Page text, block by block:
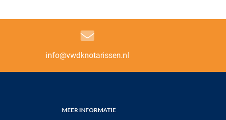
info@vwdknotarissen.nl
MEER INFORMATIE